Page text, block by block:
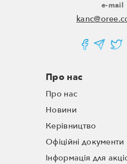
e-mail
Про нас
Про нас
Новини
Керівництво
Офіційні документи
Інформація для